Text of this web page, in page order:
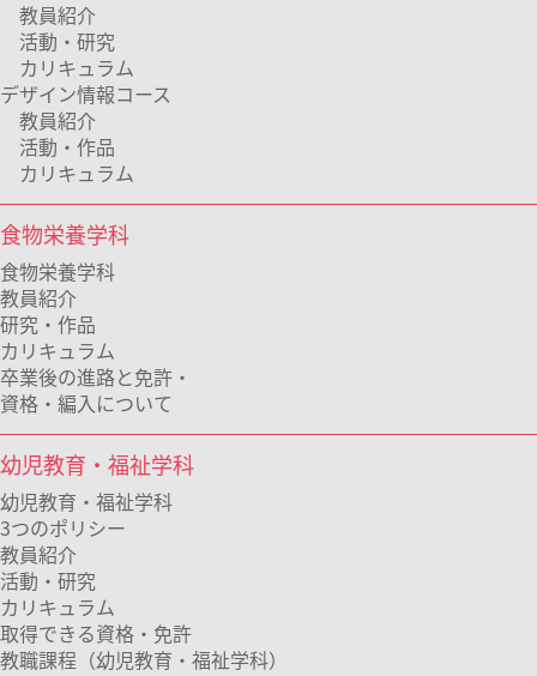
教員紹介
活動・研究
カリキュラム
デザイン情報コース
教員紹介
活動・作品
カリキュラム
食物栄養学科
食物栄養学科
教員紹介
研究・作品
カリキュラム
卒業後の進路と免許・
資格・編入について
幼児教育・福祉学科
幼児教育・福祉学科
3つのポリシー
教員紹介
活動・研究
カリキュラム
取得できる資格・免許
教職課程（幼児教育・福祉学科）